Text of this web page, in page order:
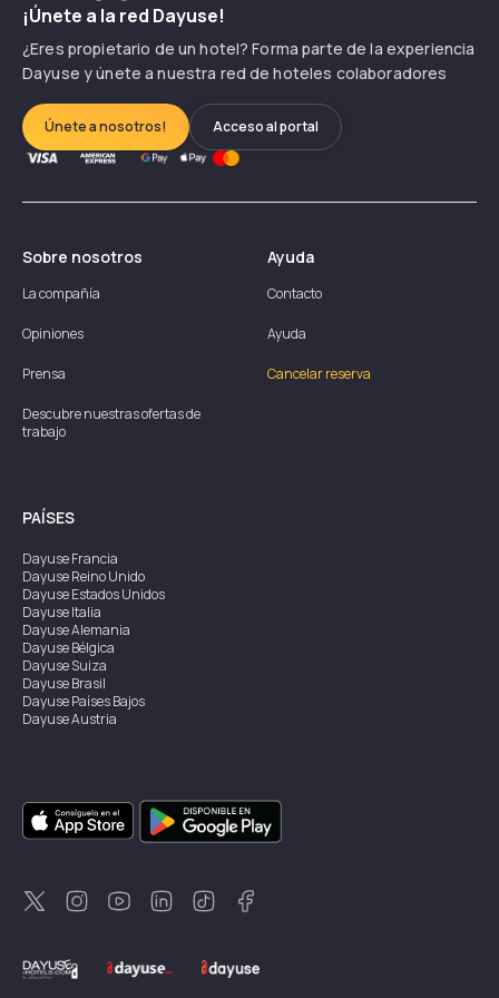
¡Únete a la red Dayuse!
¿Eres propietario de un hotel? Forma parte de la experiencia
Dayuse y únete a nuestra red de hoteles colaboradores
Únete a nosotros! Acceso al portal
Sobre nosotros
La compañía
Opiniones
Prensa
Descubre nuestras ofertas de
trabajo
Ayuda
Contacto
Ayuda
Cancelar reserva
PAÍSES
DayuseFrancia
DayuseReino Unido
DayuseEstados Unidos
DayuseItalia
DayuseAlemania
DayuseBélgica
DayuseSuiza
DayuseBrasil
DayusePaíses Bajos
DayuseAustria
DayuseSingapur
DayuseSuecia
DayuseTailandia
DayuseNueva Zelanda
DayuseTurquía